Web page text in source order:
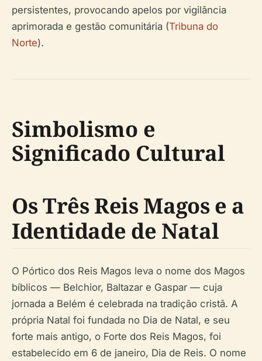
persistentes, provocando apelos por vigilância
aprimorada e gestão comunitária (Tribuna do
Norte).
Simbolismo e
Significado Cultural
Os Três Reis Magos e a
Identidade de Natal
O Pórtico dos Reis Magos leva o nome dos Magos
bíblicos — Belchior, Baltazar e Gaspar — cuja
jornada a Belém é celebrada na tradição cristã. A
própria Natal foi fundada no Dia de Natal, e seu
forte mais antigo, o Forte dos Reis Magos, foi
estabelecido em 6 de janeiro, Dia de Reis. O nome